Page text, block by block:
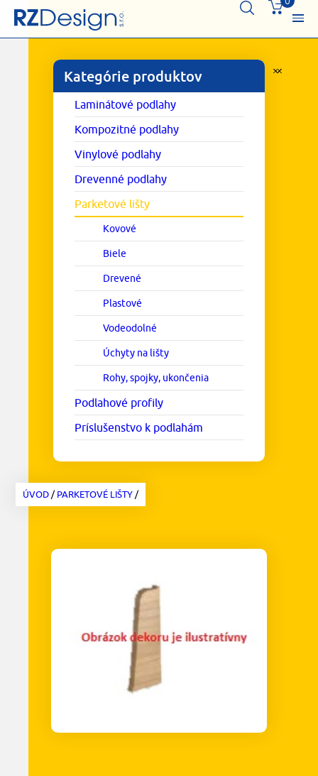
Kategórie produktov
Laminátové podlahy
Kompozitné podlahy
Vinylové podlahy
Drevenné podlahy
Parketové lišty
Kovové
Biele
Drevené
Plastové
Vodeodolné
Úchyty na lišty
Rohy, spojky, ukončenia
Podlahové profily
Príslušenstvo k podlahám
ÚVOD/PARKETOVÉ LIŠTY/